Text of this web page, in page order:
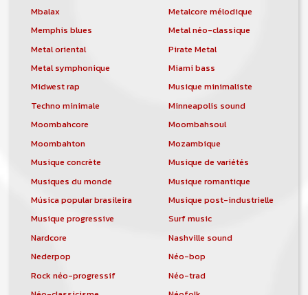
Mbalax
Metalcore mélodique
Memphis blues
Metal néo-classique
Metal oriental
Pirate Metal
Metal symphonique
Miami bass
Midwest rap
Musique minimaliste
Techno minimale
Minneapolis sound
Moombahcore
Moombahsoul
Moombahton
Mozambique
Musique concrète
Musique de variétés
Musiques du monde
Musique romantique
Música popular brasileira
Musique post-industrielle
Musique progressive
Surf music
Nardcore
Nashville sound
Nederpop
Néo-bop
Rock néo-progressif
Néo-trad